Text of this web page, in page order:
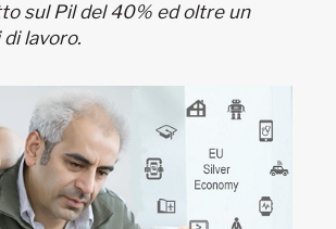
sul Pil del 40% ed oltre un
lavoro.